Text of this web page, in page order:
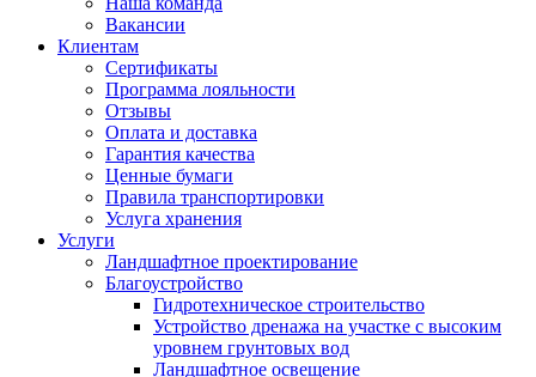
Вакансии
Клиентам
Сертификаты
Программа лояльности
Отзывы
Оплата и доставка
Гарантия качества
Ценные бумаги
Правила транспортировки
Услуга хранения
Услуги
Ландшафтное проектирование
Благоустройство
Гидротехническое строительство
Устройство дренажа на участке с высоким
уровнем грунтовых вод
Ландшафтное освещение